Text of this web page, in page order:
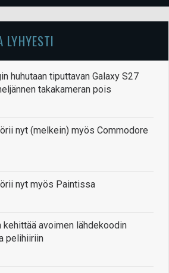
LYHYESTI
huhutaan tiputtavan Galaxy S27
takakameran pois
nyt (melkein) myös Commodore
nyt myös Paintissa
kehittää avoimen lähdekoodin
pelihiiriin